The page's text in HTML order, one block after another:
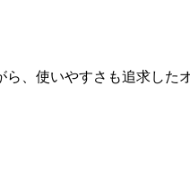
、使いやすさも追求した